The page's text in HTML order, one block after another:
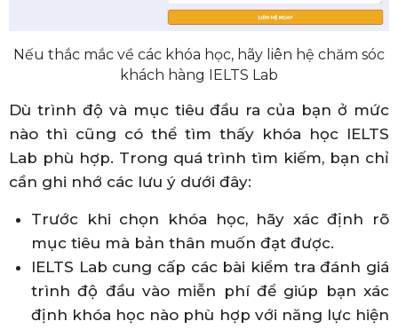
Nếu thắc mắc về các khóa học, hãy liên hệ chăm sóc
khách hàng IELTS Lab
Dù trình độ và mục tiêu đầu ra của bạn ở mức
nào thì cũng có thể tìm thấy khóa học IELTS
Lab phù hợp. Trong quá trình tìm kiếm, bạn chỉ
cần ghi nhớ các lưu ý dưới đây:
Trước khi chọn khóa học, hãy xác định rõ
mục tiêu mà bản thân muốn đạt được.
IELTS Lab cung cấp các bài kiểm tra đánh giá
trình độ đầu vào miễn phí để giúp bạn xác
định khóa học nào phù hợp với năng lực hiện